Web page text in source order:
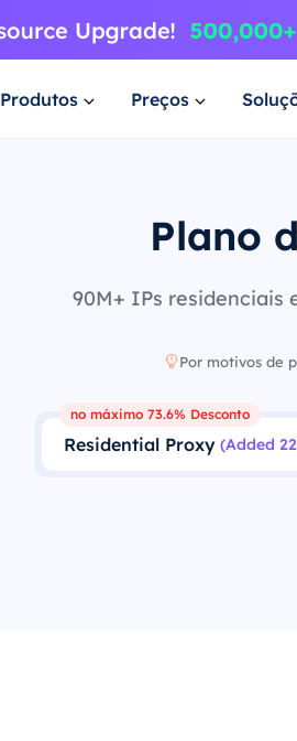
Produtos Preços
Plano
90M+ IPs residenciais
Por motivos de
Residential Proxy (Added
no máximo 73.6% Desconto